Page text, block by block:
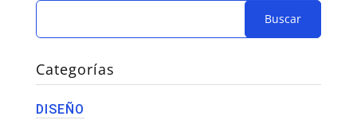
Categorías
DISEÑO